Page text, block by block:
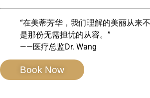
“在美蒂芳华，我们理解的美丽从来
是那份无需担忧的从容。”
——医疗总监Dr. Wang
Book Now